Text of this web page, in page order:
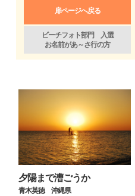
扉ページへ戻る
ビーチフォト部門 入選
お名前があ～さ行の方
夕陽まで漕ごうか
青木英徳 沖縄県